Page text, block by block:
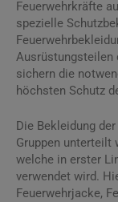
Feuerwehrkräfte
spezielle
Ausrüstungsteilen
sichern die
höchsten Schutz
Die Bekleidung
Gruppen unterteilt
welche in erster
verwendet wird.
Feuerwehrjacke,